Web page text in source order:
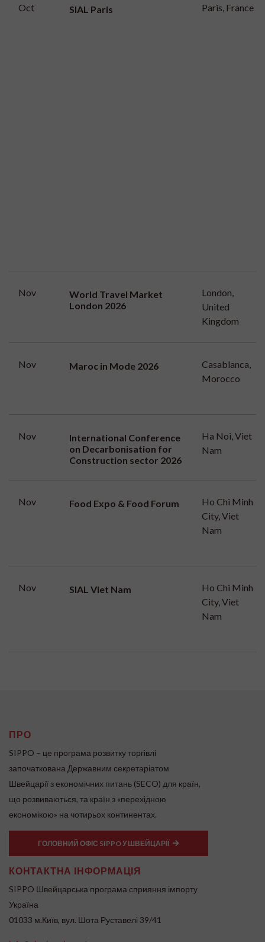
Oct SIAL Paris Paris, France
Nov
World Travel Market
London 2026
London,
United
Kingdom
Nov Maroc in Mode 2026
Casablanca,
Morocco
Nov
International Conference
on Decarbonisation for
Construction sector 2026
Ha Noi, Viet
Nam
Nov Food Expo & Food Forum
Ho Chi Minh
City, Viet
Nam
Nov SIAL Viet Nam
Ho Chi Minh
City, Viet
Nam
ПРО
SIPPO – це програма розвитку торгівлі
започаткована Державним секретаріатом
Швейцарії з економічних питань (SECO) для країн,
що розвиваються, та країн з «перехідною
економікою» на чотирьох континентах.
ГОЛОВНИЙ ОФІС SIPPO У ШВЕЙЦАРІЇ
КОНТАКТНА ІНФОРМАЦІЯ
SIPPO Швейцарська програма сприяння імпорту
Україна
01033 м.Київ, вул. Шота Руставелі 39/41